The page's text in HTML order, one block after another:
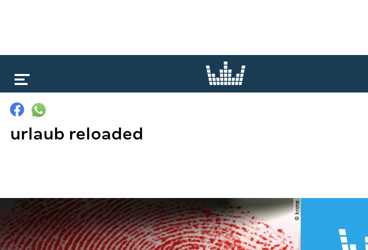
urlaub reloaded
© krone